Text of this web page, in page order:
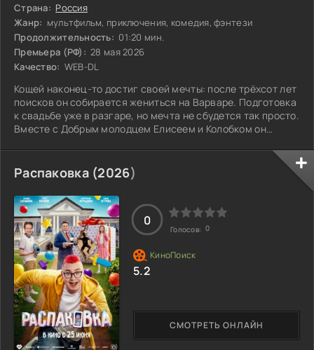
Страна: Россия
Жанр: мультфильм, приключения, комедия, фэнтези
Продолжительность: 01:20 мин.
Премьера (РФ): 28 мая 2026
Качество: WEB-DL
Кощей наконец-то достиг своей мечты: после трёхсот лет
поисков он собирается жениться на Варваре. Подготовка
к свадьбе уже в разгаре, но мечта не сбудется так просто.
Вместе с Добрым молодцем Елисеем и Колобком он
и неожиданностей, чтобы спасти свою любимую. Впереди
их ждет много испытаний, и каждый шаг может стать
решающим. Что же на самом деле стоит на пути к их
счастью?
Распаковка (2026)
СМОТРЕТЬ ОНЛАЙН
0
Голосов: 0
5.2